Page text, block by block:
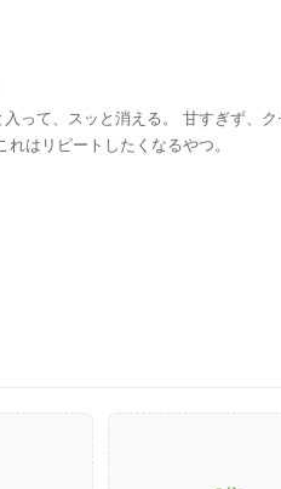
って、スッと消える。 甘すぎず、
はリピートしたくなるやつ。